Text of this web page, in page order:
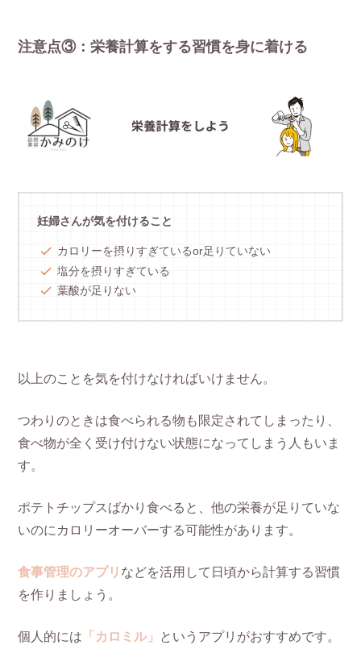
注意点③：栄養計算をする習慣を身に着ける
妊婦さんが気を付けること
カロリーを摂りすぎているor足りていない
塩分を摂りすぎている
葉酸が足りない
以上のことを気を付けなければいけません。
つわりのときは食べられる物も限定されてしまったり、
食べ物が全く受け付けない状態になってしまう人もいま
す。
ポテトチップスばかり食べると、他の栄養が足りていな
いのにカロリーオーバーする可能性があります。
食事管理のアプリ などを活用して日頃から計算する習慣
を作りましょう。
個人的には 「カロミル」 というアプリがおすすめです。